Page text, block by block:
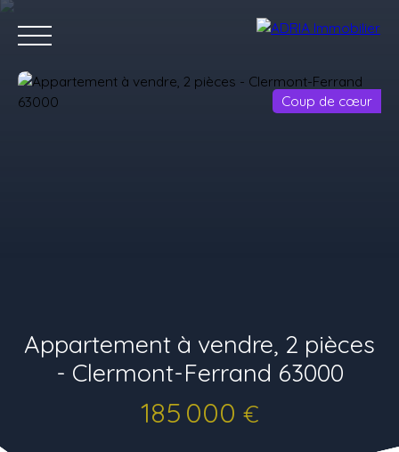
Coup de cœur
Appartement à vendre, 2 pièces
- Clermont-Ferrand 63000
185 000 €